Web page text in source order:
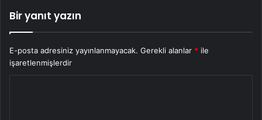
Bir yanıt yazın
E-posta adresiniz yayınlanmayacak. Gerekli alanlar * ile
işaretlenmişlerdir